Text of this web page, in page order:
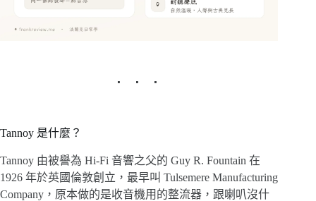
Tannoy 是什麼？
Tannoy 由被譽為 Hi-Fi 音響之父的 Guy R. Fountain 在
1926 年於英國倫敦創立，最早叫 Tulsemere Manufacturing
Company，原本做的是收音機用的整流器，跟喇叭沒什